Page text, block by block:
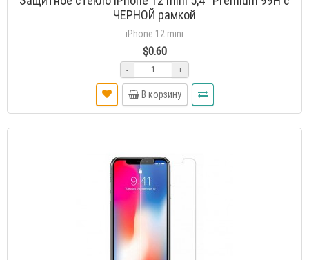
ЧЕРНОЙ рамкой
iPhone 12 mini
$0.60
- +
В корзину